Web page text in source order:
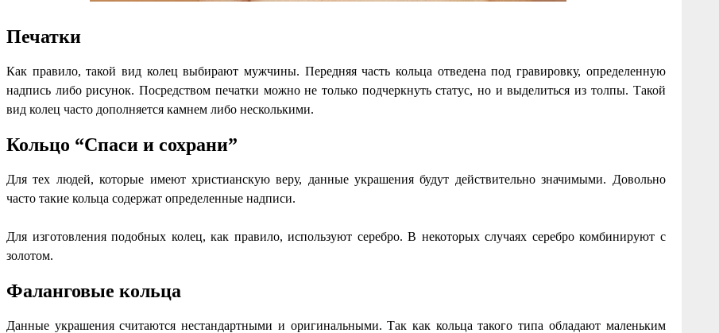
Печатки
Как правило, такой вид колец выбирают мужчины. Передняя часть кольца отведена под гравировку, определенную
надпись либо рисунок. Посредством печатки можно не только подчеркнуть статус, но и выделиться из толпы. Такой
вид колец часто дополняется камнем либо несколькими.
Кольцо “Спаси и сохрани”
Для тех людей, которые имеют христианскую веру, данные украшения будут действительно значимыми. Довольно
часто такие кольца содержат определенные надписи.
Для изготовления подобных колец, как правило, используют серебро. В некоторых случаях серебро комбинируют с
золотом.
Фаланговые кольца
Данные украшения считаются нестандартными и оригинальными. Так как кольца такого типа обладают маленьким